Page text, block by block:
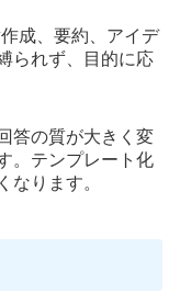
成、要約、アイデ
られず、目的に応
答の質が大きく変
。テンプレート化
なります。